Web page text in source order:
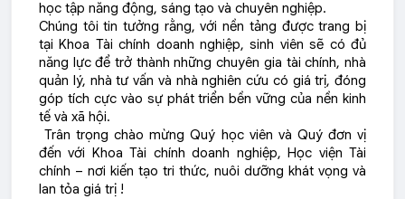
học tập năng động, sáng tạo và chuyên nghiệp.
Chúng tôi tin tưởng rằng, với nền tảng được trang bị
tại Khoa Tài chính doanh nghiệp, sinh viên sẽ có đủ
năng lực để trở thành những chuyên gia tài chính, nhà
quản lý, nhà tư vấn và nhà nghiên cứu có giá trị, đóng
góp tích cực vào sự phát triển bền vững của nền kinh
tế và xã hội.
Trân trọng chào mừng Quý học viên và Quý đơn vị
đến với Khoa Tài chính doanh nghiệp, Học viện Tài
chính – nơi kiến tạo tri thức, nuôi dưỡng khát vọng và
lan tỏa giá trị !